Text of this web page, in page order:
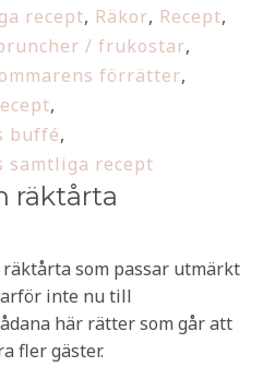
recept, Räkor, Recept,
/ frukostar,
förrätter,
,
buffé,
samtliga recept
räktårta
som passar utmärkt
inte nu till
här rätter som går att
fler gäster.